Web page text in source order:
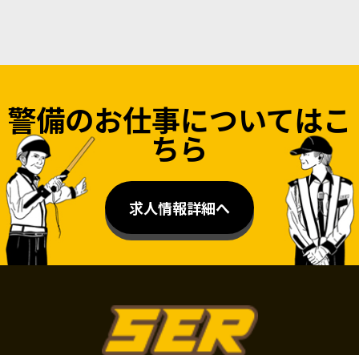
警備のお仕事についてはこ
ちら
求人情報詳細へ